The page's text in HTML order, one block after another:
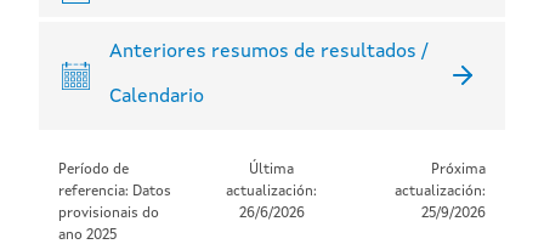
Anteriores resumos de resultados /
Calendario
Período de
referencia: Datos
provisionais do
ano 2025
Última
actualización:
26/6/2026
Próxima
actualización:
25/9/2026